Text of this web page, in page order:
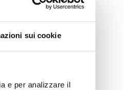
sui cookie
e per analizzare il